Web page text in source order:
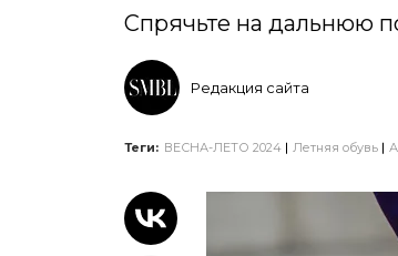
Спрячьте на дальнюю
Редакция сайта
Теги: ВЕСНА-ЛЕТО 2024 Летняя обувь